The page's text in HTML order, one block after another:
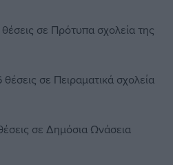
θέσεις σε Πρότυπα σχολεία της
θέσεις σε Πειραματικά σχολεία
σε Δημόσια Ωνάσεια